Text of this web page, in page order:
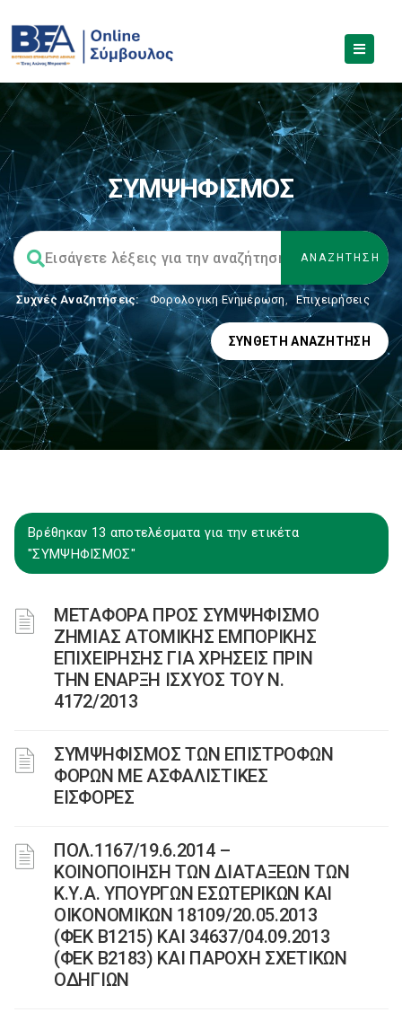
ΣΥΜΨΗΦΙΣΜΟΣ
Συχνές Αναζητήσεις: Φορολογικη Ενημέρωση, Επιχειρήσεις
ΣΎΝΘΕΤΗ ΑΝΑΖΉΤΗΣΗ
Βρέθηκαν 13 αποτελέσματα για την ετικέτα
"ΣΥΜΨΗΦΙΣΜΟΣ"
ΜΕΤΑΦΟΡΑ ΠΡΟΣ ΣΥΜΨΗΦΙΣΜΟ
ΖΗΜΙΑΣ ΑΤΟΜΙΚΗΣ ΕΜΠΟΡΙΚΗΣ
ΕΠΙΧΕΙΡΗΣΗΣ ΓΙΑ ΧΡΗΣΕΙΣ ΠΡΙΝ
ΤΗΝ ΕΝΑΡΞΗ ΙΣΧΥΟΣ ΤΟΥ Ν.
4172/2013
ΣΥΜΨΗΦΙΣΜΟΣ ΤΩΝ ΕΠΙΣΤΡΟΦΩΝ
ΦΟΡΩΝ ΜΕ ΑΣΦΑΛΙΣΤΙΚΕΣ
ΕΙΣΦΟΡΕΣ
ΠΟΛ.1167/19.6.2014 –
ΚΟΙΝΟΠΟΙΗΣΗ ΤΩΝ ΔΙΑΤΑΞΕΩΝ ΤΩΝ
Κ.Υ.Α. ΥΠΟΥΡΓΩΝ ΕΣΩΤΕΡΙΚΩΝ ΚΑΙ
ΟΙΚΟΝΟΜΙΚΩΝ 18109/20.05.2013
(ΦΕΚ Β1215) ΚΑΙ 34637/04.09.2013
(ΦΕΚ Β2183) ΚΑΙ ΠΑΡΟΧΗ ΣΧΕΤΙΚΩΝ
ΟΔΗΓΙΩΝ